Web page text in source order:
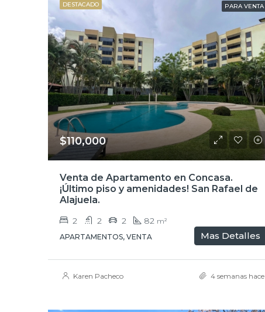
DESTACADO PARA VENTA
$110,000
Venta de Apartamento en Concasa.
¡Último piso y amenidades! San Rafael de
Alajuela.
2 2 2 82 m²
APARTAMENTOS, VENTA
Mas Detalles
Karen Pacheco 4 semanas hace